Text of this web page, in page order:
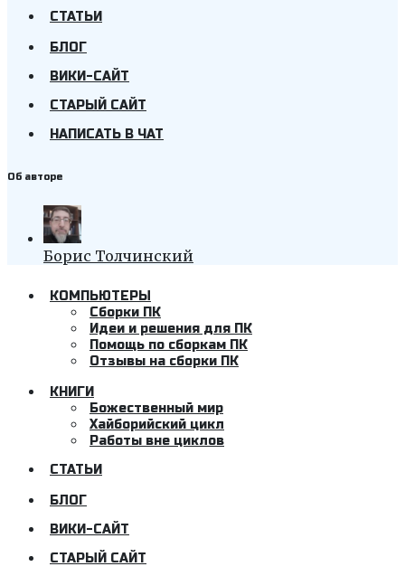
СТАТЬИ
БЛОГ
ВИКИ-САЙТ
СТАРЫЙ САЙТ
НАПИСАТЬ В ЧАТ
Об авторе
Борис Толчинский
КОМПЬЮТЕРЫ
Cборки ПК
Идеи и решения для ПК
Помощь по сборкам ПК
Отзывы на сборки ПК
КНИГИ
Божественный мир
Хайборийский цикл
Работы вне циклов
СТАТЬИ
БЛОГ
ВИКИ-САЙТ
СТАРЫЙ САЙТ